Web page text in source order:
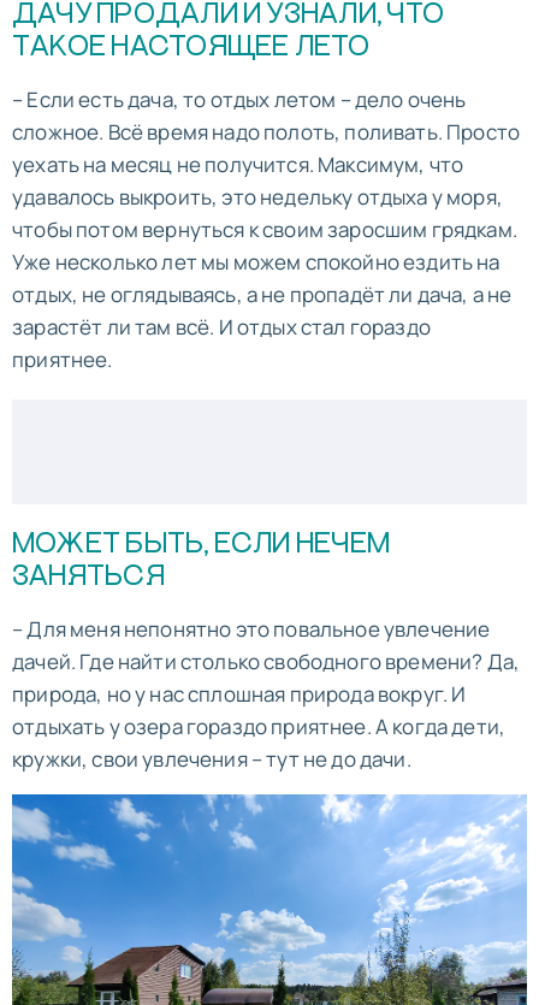
ДАЧУ ПРОДАЛИ И УЗНАЛИ, ЧТО
ТАКОЕ НАСТОЯЩЕЕ ЛЕТО
– Если есть дача, то отдых летом – дело очень
сложное. Всё время надо полоть, поливать. Просто
уехать на месяц не получится. Максимум, что
удавалось выкроить, это недельку отдыха у моря,
чтобы потом вернуться к своим заросшим грядкам.
Уже несколько лет мы можем спокойно ездить на
отдых, не оглядываясь, а не пропадёт ли дача, а не
зарастёт ли там всё. И отдых стал гораздо
приятнее.
МОЖЕТ БЫТЬ, ЕСЛИ НЕЧЕМ
ЗАНЯТЬСЯ
– Для меня непонятно это повальное увлечение
дачей. Где найти столько свободного времени? Да,
природа, но у нас сплошная природа вокруг. И
отдыхать у озера гораздо приятнее. А когда дети,
кружки, свои увлечения – тут не до дачи.